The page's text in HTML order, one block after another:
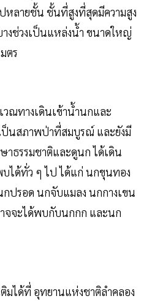
ลายชั้น ชั้นที่สูงที่สุดมีความสูง
งช่วงเป็นแหล่งน้ำ ขนาดใหญ่
ตร
ณทางเดินเข้าน้ำนกและ
ป็นสภาพป่าที่สมบูรณ์ และยังมี
าธรรมชาติและดูนก ได้เดิน
ได้ทั่ว ๆ ไป ได้แก่ นกขุนทอง
ปรอด นกจับแมลง นกกางเขน
าจจะได้พบกับนกกก และนก
มได้ที่ อุทยานแห่งชาติลำคลอง